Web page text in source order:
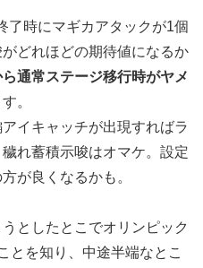
了時にマギカアタックが1個
どれほどの期待値になるか
通常ステージ移行時がヤメ
。
イキャッチが出現すればラ
れ蓄積示唆はオマケ。設定
が良くなるかも。
としたとこでオリンピック
とを知り、中途半端なとこ